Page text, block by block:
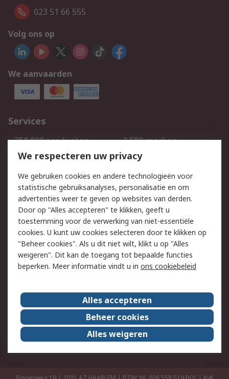
023 51 66 555
Volg ons op
We aanvaarden
Services
750.000 producten
2.500 merken
Bestellen
Inkoopoplossingen
Track & Trace
Wettelijk
Cookiebeleid
Email veiligheid
Privacybeleid
Websitevoorwaarden
Algemene
verkoopvoorwaarden
Over RS
RS Group
Over ons
RS wereldwijd
Werken bij RS
ESG
We respecteren uw privacy
We gebruiken cookies en andere technologieën voor
statistische gebruiksanalyses, personalisatie en om
advertenties weer te geven op websites van derden.
Door op "Alles accepteren" te klikken, geeft u
toestemming voor de verwerking van niet-essentiële
cookies. U kunt uw cookies selecteren door te klikken op
"Beheer cookies". Als u dit niet wilt, klikt u op "Alles
weigeren". Dit kan de toegang tot bepaalde functies
beperken. Meer informatie vindt u in ons cookiebeleid
Alles accepteren
Beheer cookies
Alles weigeren